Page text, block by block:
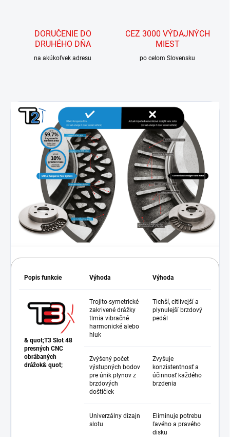
DORUČENIE DO
DRUHÉHO DŇA
na akúkoľvek adresu
CEZ 3000 VÝDAJNÝCH
MIEST
po celom Slovensku
Popis funkcie Výhoda Výhoda
& quot;T3 Slot 48
presných CNC
obrábaných
drážok& quot;
Trojito-symetrické
zakrivené drážky
tlmia vibračné
harmonické alebo
hluk
Tichší, citlivejší a
plynulejší brzdový
pedál
Zvýšený počet
výstupných bodov
pre únik plynov z
brzdových
doštičiek
Zvyšuje
konzistentnosť a
účinnosť každého
brzdenia
Univerzálny dizajn
slotu
Eliminuje potrebu
ľavého a pravého
disku